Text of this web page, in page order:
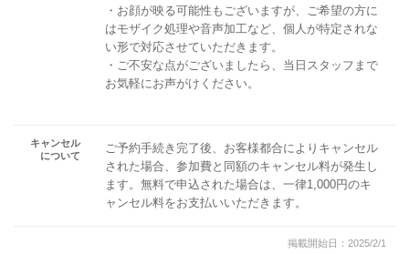
・お顔が映る可能性もございますが、ご希望の方に
はモザイク処理や音声加工など、個人が特定されな
い形で対応させていただきます。
・ご不安な点がございましたら、当日スタッフまで
お気軽にお声がけください。
キャンセル
について
ご予約手続き完了後、お客様都合によりキャンセル
された場合、参加費と同額のキャンセル料が発生し
ます。無料で申込された場合は、一律1,000円のキ
ャンセル料をお支払いいただきます。
掲載開始日：2025/2/1